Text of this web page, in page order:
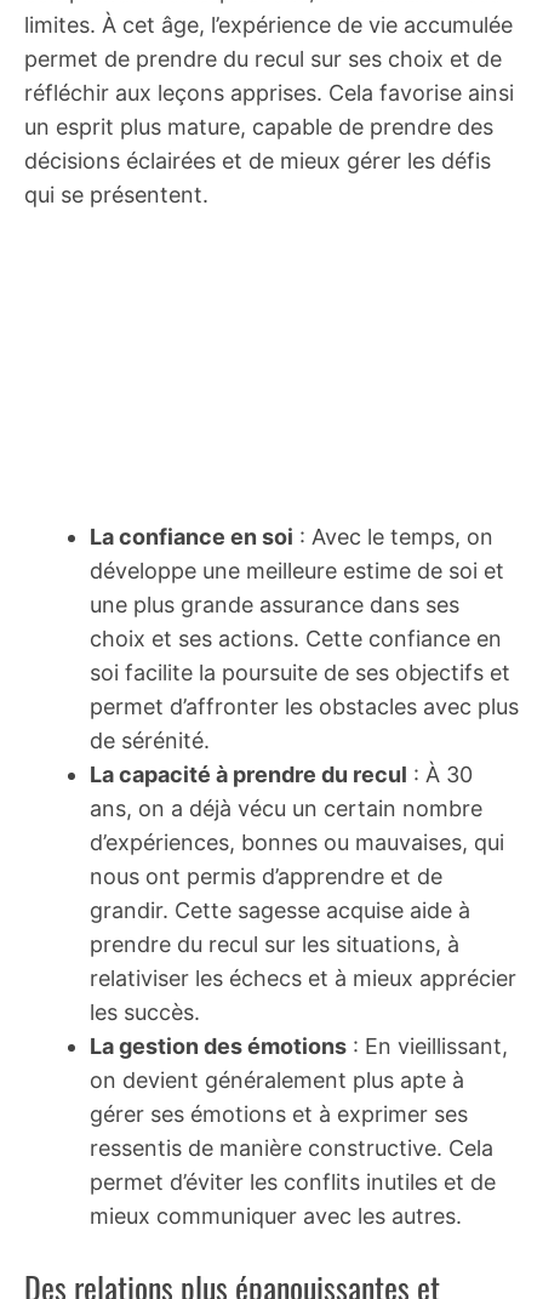
limites. À cet âge, l’expérience de vie accumulée
permet de prendre du recul sur ses choix et de
réfléchir aux leçons apprises. Cela favorise ainsi
un esprit plus mature, capable de prendre des
décisions éclairées et de mieux gérer les défis
qui se présentent.
La confiance en soi : Avec le temps, on
développe une meilleure estime de soi et
une plus grande assurance dans ses
choix et ses actions. Cette confiance en
soi facilite la poursuite de ses objectifs et
permet d’affronter les obstacles avec plus
de sérénité.
La capacité à prendre du recul : À 30
ans, on a déjà vécu un certain nombre
d’expériences, bonnes ou mauvaises, qui
nous ont permis d’apprendre et de
grandir. Cette sagesse acquise aide à
prendre du recul sur les situations, à
relativiser les échecs et à mieux apprécier
les succès.
La gestion des émotions : En vieillissant,
on devient généralement plus apte à
gérer ses émotions et à exprimer ses
ressentis de manière constructive. Cela
permet d’éviter les conflits inutiles et de
mieux communiquer avec les autres.
Des relations plus épanouissantes et